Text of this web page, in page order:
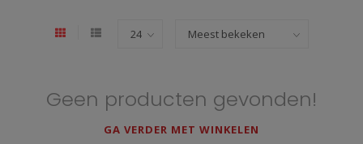
Geen producten gevonden!
GA VERDER MET WINKELEN